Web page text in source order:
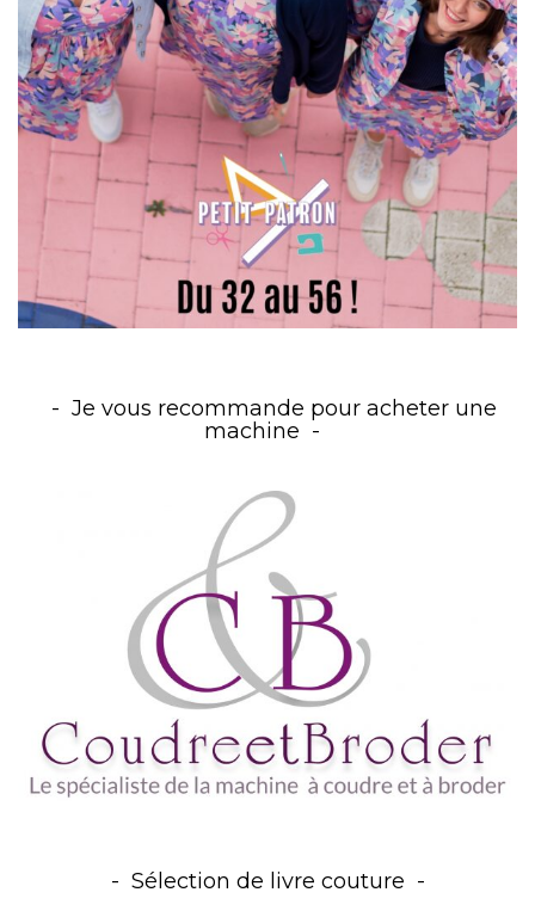
Je vous recommande pour acheter une
machine
Sélection de livre couture